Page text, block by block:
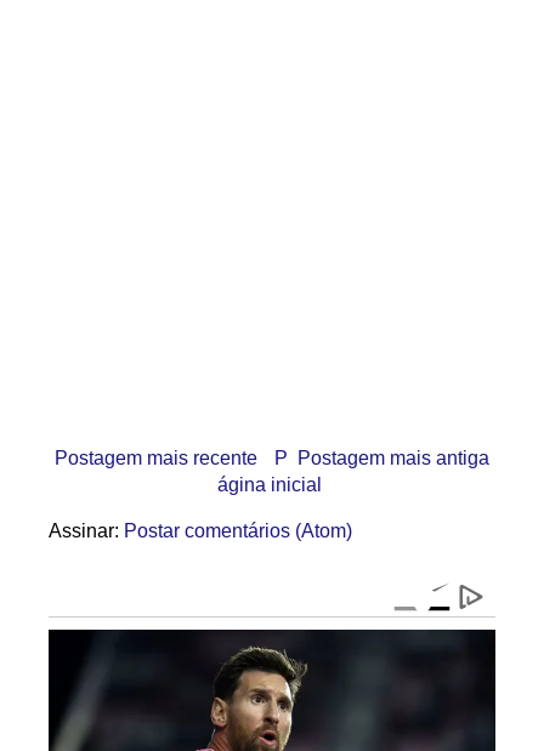
Postagem mais recente Postagem mais antiga
P
ágina inicial
Assinar: Postar comentários (Atom)